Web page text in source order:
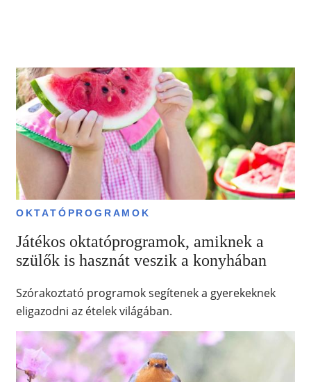
OKTATÓPROGRAMOK
Játékos oktatóprogramok, amiknek a
szülők is hasznát veszik a konyhában
Szórakoztató programok segítenek a gyerekeknek
eligazodni az ételek világában.